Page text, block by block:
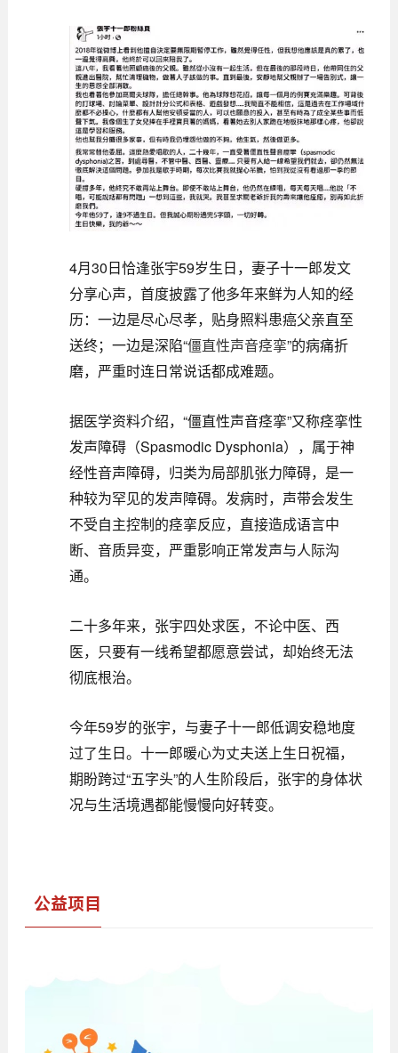
4月30日恰逢张宇59岁生日，妻子十一郎发文
分享心声，首度披露了他多年来鲜为人知的经
历：一边是尽心尽孝，贴身照料患癌父亲直至
送终；一边是深陷“僵直性声音痉挛”的病痛折
磨，严重时连日常说话都成难题。
据医学资料介绍，“僵直性声音痉挛”又称痉挛性
发声障碍（Spasmodic Dysphonia），属于神
经性音声障碍，归类为局部肌张力障碍，是一
种较为罕见的发声障碍。发病时，声带会发生
不受自主控制的痉挛反应，直接造成语言中
断、音质异变，严重影响正常发声与人际沟
通。
二十多年来，张宇四处求医，不论中医、西
医，只要有一线希望都愿意尝试，却始终无法
彻底根治。
今年59岁的张宇，与妻子十一郎低调安稳地度
过了生日。十一郎暖心为丈夫送上生日祝福，
期盼跨过“五字头”的人生阶段后，张宇的身体状
况与生活境遇都能慢慢向好转变。
公益项目